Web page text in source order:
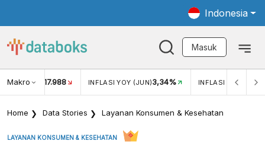
Indonesia
Masuk
Makro
USD/IDR 17.988 INFLASI YOY (JUN)3,34% INFLASI MOM
Home Data Stories Layanan Konsumen & Kesehatan
LAYANAN KONSUMEN & KESEHATAN